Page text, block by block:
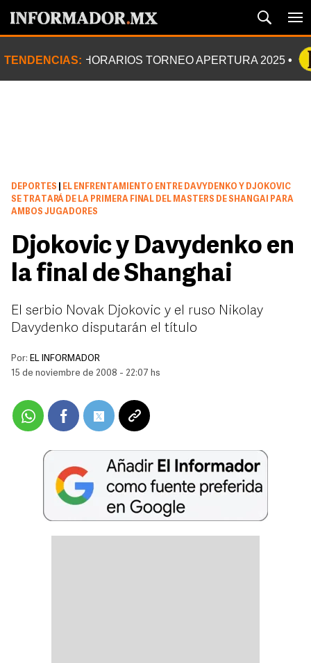
TENDENCIAS: HORARIOS TORNEO APERTURA 2025
DEPORTES
EL ENFRENTAMIENTO ENTRE DAVYDENKO Y DJOKOVIC
SE TRATARÁ DE LA PRIMERA FINAL DEL MASTERS DE SHANGAI PARA
AMBOS JUGADORES
Djokovic y Davydenko en
la final de Shanghai
El serbio Novak Djokovic y el ruso Nikolay
Davydenko disputarán el título
Por: EL INFORMADOR
15 de noviembre de 2008 - 22:07 hs